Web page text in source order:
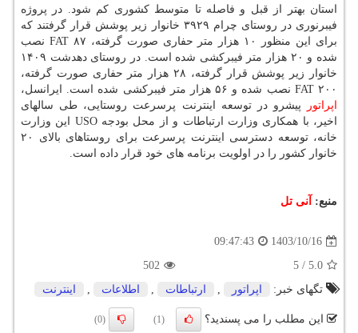
استان بهتر از قبل و فاصله تا متوسط کشوری کم شود. در پروژه
فیبرنوری در روستای چرام ۳۹۲۹ خانوار زیر پوشش قرار گرفتند که
برای این منظور ۱۰ هزار متر حفاری صورت گرفته، ۸۷ FAT نصب
شده و ۲۰ هزار متر فیبرکشی شده است. در روستای دهدشت ۱۴۰۹
خانوار زیر پوشش قرار گرفته، ۲۸ هزار متر حفاری صورت گرفته،
۲۰۰ FAT نصب شده و ۵۶ هزار متر فیبرکشی شده است. ایرانسل،
اپراتور
پیشرو در توسعه اینترنت پرسرعت روستایی، طی سالهای
اخیر، با همکاری وزارت ارتباطات و از محل بودجه USO این وزارت
خانه، توسعه دسترسی اینترنت پرسرعت برای روستاهای بالای ۲۰
خانوار کشور را در اولویت برنامه های خود قرار داده است.
منبع: آنی تل
1403/10/16
09:47:43
5.0
/
5
502
تگهای خبر:
اپراتور , ارتباطات , اطلاعات , اینترنت
این مطلب را می پسندید؟ (1)
(0)